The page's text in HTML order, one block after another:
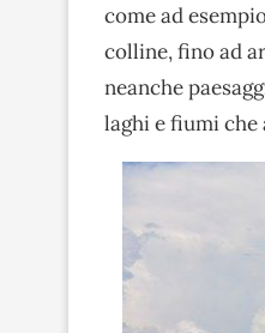
come ad
colline, fino ad
neanche
laghi e fiumi che